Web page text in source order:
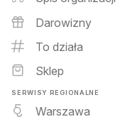
Darowizny
To działa
Sklep
SERWISY REGIONALNE
Warszawa